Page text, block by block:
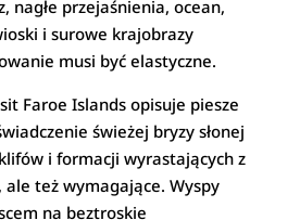
nagłe przejaśnienia, ocean,
i surowe krajobrazy
musi być elastyczne.
Faroe Islands opisuje piesze
świeżej bryzy słonej
i formacji wyrastających z
ale też wymagające. Wyspy
na beztroskie